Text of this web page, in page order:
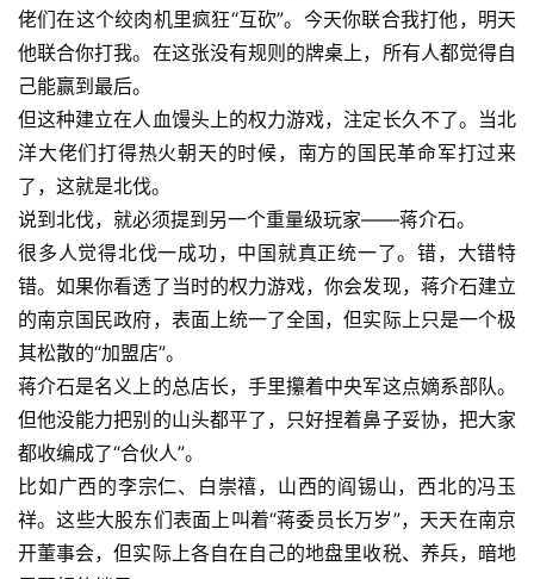
佬们在这个绞肉机里疯狂“互砍”。今天你联合我打他，明天
他联合你打我。在这张没有规则的牌桌上，所有人都觉得自
己能赢到最后。
但这种建立在人血馒头上的权力游戏，注定长久不了。当北
洋大佬们打得热火朝天的时候，南方的国民革命军打过来
了，这就是北伐。
说到北伐，就必须提到另一个重量级玩家——蒋介石。
很多人觉得北伐一成功，中国就真正统一了。错，大错特
错。如果你看透了当时的权力游戏，你会发现，蒋介石建立
的南京国民政府，表面上统一了全国，但实际上只是一个极
其松散的“加盟店”。
蒋介石是名义上的总店长，手里攥着中央军这点嫡系部队。
但他没能力把别的山头都平了，只好捏着鼻子妥协，把大家
都收编成了“合伙人”。
比如广西的李宗仁、白崇禧，山西的阎锡山，西北的冯玉
祥。这些大股东们表面上叫着“蒋委员长万岁”，天天在南京
开董事会，但实际上各自在自己的地盘里收税、养兵，暗地